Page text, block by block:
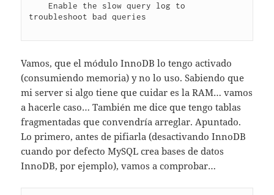
troubleshoot bad queries
Vamos, que el módulo InnoDB lo tengo activado
(consumiendo memoria) y no lo uso. Sabiendo que
mi server si algo tiene que cuidar es la RAM… vamos
a hacerle caso… También me dice que tengo tablas
fragmentadas que convendría arreglar. Apuntado.
Lo primero, antes de pifiarla (desactivando InnoDB
cuando por defecto MySQL crea bases de datos
InnoDB, por ejemplo), vamos a comprobar…